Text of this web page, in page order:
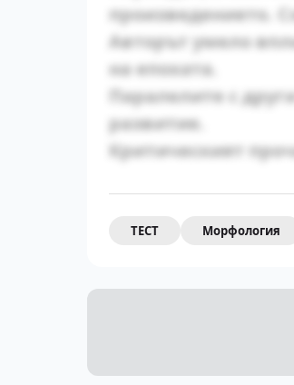
произведението.
Авторът умело
на епохата.
Паралелите с
развитие.
Критическият
ТЕСТ Морфология